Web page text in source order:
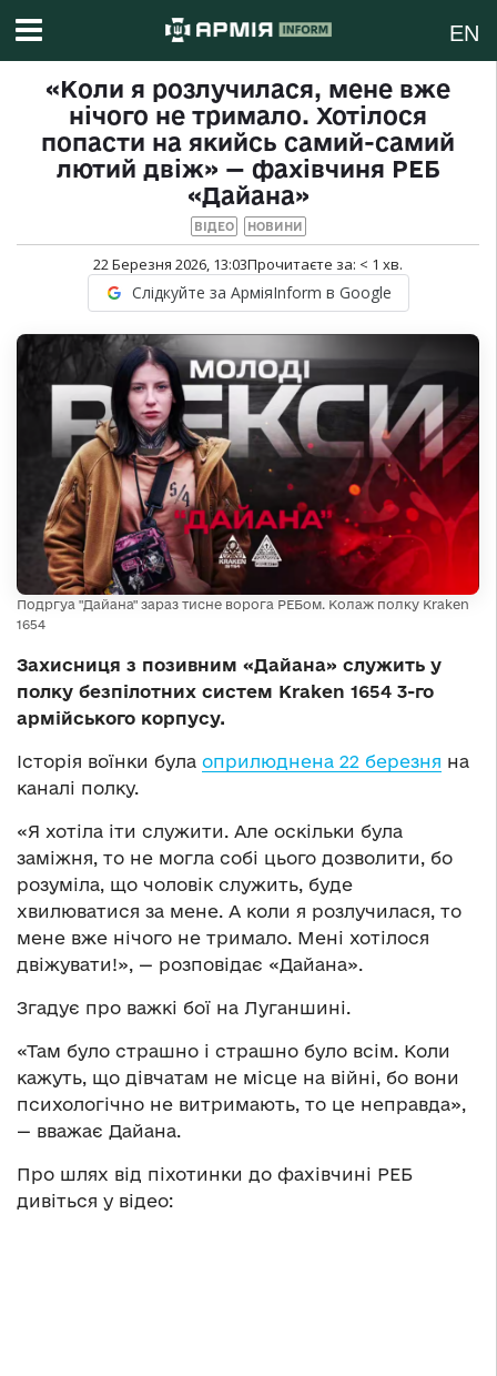
EN
«Коли я розлучилася, мене вже
нічого не тримало. Хотілося
попасти на якийсь самий-самий
лютий двіж» — фахівчиня РЕБ
«Дайана»
ВІДЕО НОВИНИ
22 Березня 2026, 13:03Прочитаєте за: < 1 хв.
Слідкуйте за АрміяInform в Google
Подргуа "Дайана" зараз тисне ворога РЕБом. Колаж полку Kraken
1654
Захисниця з позивним «Дайана» служить у
полку безпілотних систем Kraken 1654 3-го
армійського корпусу.
Історія воїнки була оприлюднена 22 березня на
каналі полку.
«Я хотіла іти служити. Але оскільки була
заміжня, то не могла собі цього дозволити, бо
розуміла, що чоловік служить, буде
хвилюватися за мене. А коли я розлучилася, то
мене вже нічого не тримало. Мені хотілося
двіжувати!», — розповідає «Дайана».
Згадує про важкі бої на Луганшині.
«Там було страшно і страшно було всім. Коли
кажуть, що дівчатам не місце на війні, бо вони
психологічно не витримають, то це неправда»,
— вважає Дайана.
Про шлях від піхотинки до фахівчині РЕБ
дивіться у відео: